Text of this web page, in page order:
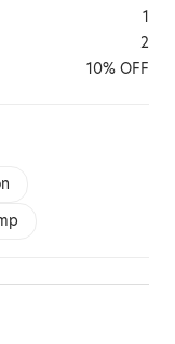
1
2
10% OFF